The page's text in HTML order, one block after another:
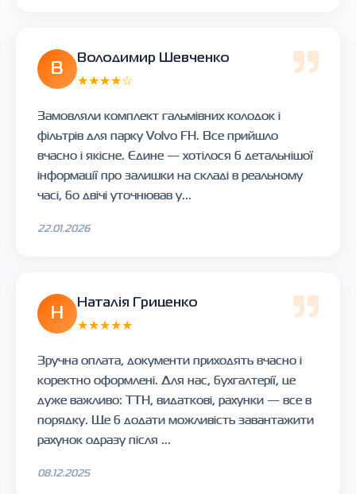
В
Володимир Шевченко
★★★★☆
Замовляли комплект гальмівних колодок і
фільтрів для парку Volvo FH. Все прийшло
вчасно і якісне. Єдине — хотілося б детальнішої
інформації про залишки на складі в реальному
часі, бо двічі уточнював у...
22.01.2026
Н
Наталія Гриценко
★★★★★
Зручна оплата, документи приходять вчасно і
коректно оформлені. Для нас, бухгалтерії, це
дуже важливо: ТТН, видаткові, рахунки — все в
порядку. Ще б додати можливість завантажити
рахунок одразу після ...
08.12.2025